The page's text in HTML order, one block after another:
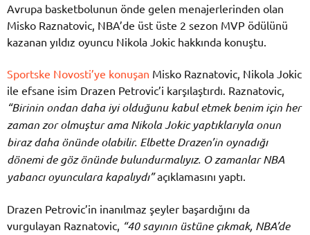
Avrupa basketbolunun önde gelen menajerlerinden olan
Misko Raznatovic, NBA’de üst üste 2 sezon MVP ödülünü
kazanan yıldız oyuncu Nikola Jokic hakkında konuştu.
Sportske Novosti’ye konuşan Misko Raznatovic, Nikola Jokic
ile efsane isim Drazen Petrovic’i karşılaştırdı. Raznatovic,
“Birinin ondan daha iyi olduğunu kabul etmek benim için her
zaman zor olmuştur ama Nikola Jokic yaptıklarıyla onun
biraz daha önünde olabilir. Elbette Drazen’in oynadığı
dönemi de göz önünde bulundurmalıyız. O zamanlar NBA
yabancı oyunculara kapalıydı”açıklamasını yaptı.
Drazen Petrovic’in inanılmaz şeyler başardığını da
vurgulayan Raznatovic, “40 sayının üstüne çıkmak, NBA’de